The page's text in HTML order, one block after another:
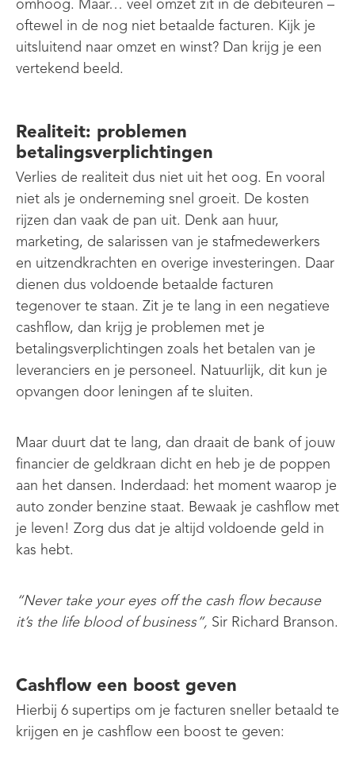
omhoog. Maar… veel omzet zit in de debiteuren –
oftewel in de nog niet betaalde facturen. Kijk je
uitsluitend naar omzet en winst? Dan krijg je een
vertekend beeld.
Realiteit: problemen
betalingsverplichtingen
Verlies de realiteit dus niet uit het oog. En vooral
niet als je onderneming snel groeit. De kosten
rijzen dan vaak de pan uit. Denk aan huur,
marketing, de salarissen van je stafmedewerkers
en uitzendkrachten en overige investeringen. Daar
dienen dus voldoende betaalde facturen
tegenover te staan. Zit je te lang in een negatieve
cashflow, dan krijg je problemen met je
betalingsverplichtingen zoals het betalen van je
leveranciers en je personeel. Natuurlijk, dit kun je
opvangen door leningen af te sluiten.
Maar duurt dat te lang, dan draait de bank of jouw
financier de geldkraan dicht en heb je de poppen
aan het dansen. Inderdaad: het moment waarop je
auto zonder benzine staat. Bewaak je cashflow met
je leven! Zorg dus dat je altijd voldoende geld in
kas hebt.
“Never take your eyes off the cash flow because
it’s the life blood of business”, Sir Richard Branson.
Cashflow een boost geven
Hierbij 6 supertips om je facturen sneller betaald te
krijgen en je cashflow een boost te geven: